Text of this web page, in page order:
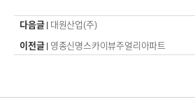
다음글 | 대원산업(주)
이전글 | 영종신명스카이뷰주얼리아파트